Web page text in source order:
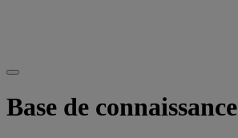
Base de connaissance